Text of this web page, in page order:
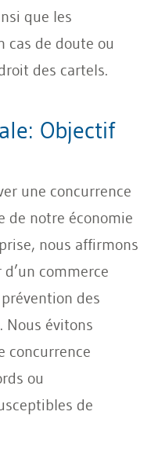
que les
cas de doute ou
des cartels.
Objectif
une concurrence
de notre économie
nous affirmons
commerce
des
Nous évitons
concurrence
ou
de